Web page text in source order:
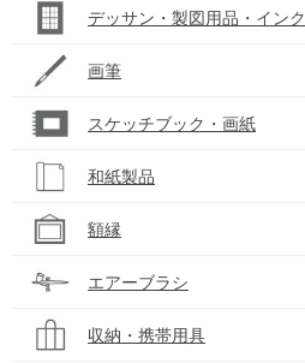
デッサン・製図用品・インク
画筆
スケッチブック・画紙
和紙製品
額縁
エアーブラシ
収納・携帯用具